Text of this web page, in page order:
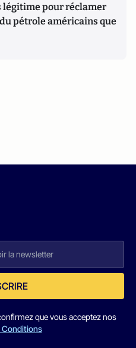
légitime pour réclamer
pétrole américains que
que vous acceptez nos